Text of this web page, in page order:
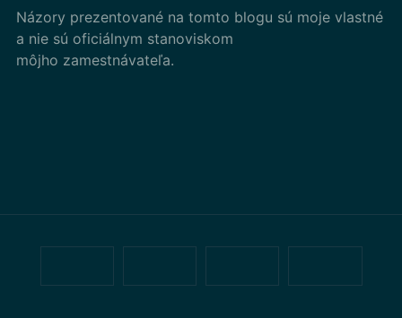
Názory prezentované na tomto blogu sú moje vlastné
a nie sú oficiálnym stanoviskom
môjho zamestnávateľa.